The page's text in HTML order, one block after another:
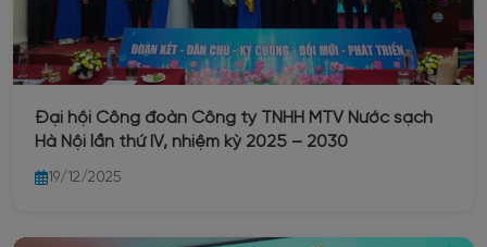
Đại hội Công đoàn Công ty TNHH MTV Nước sạch
Hà Nội lần thứ IV, nhiệm kỳ 2025 – 2030
19/12/2025